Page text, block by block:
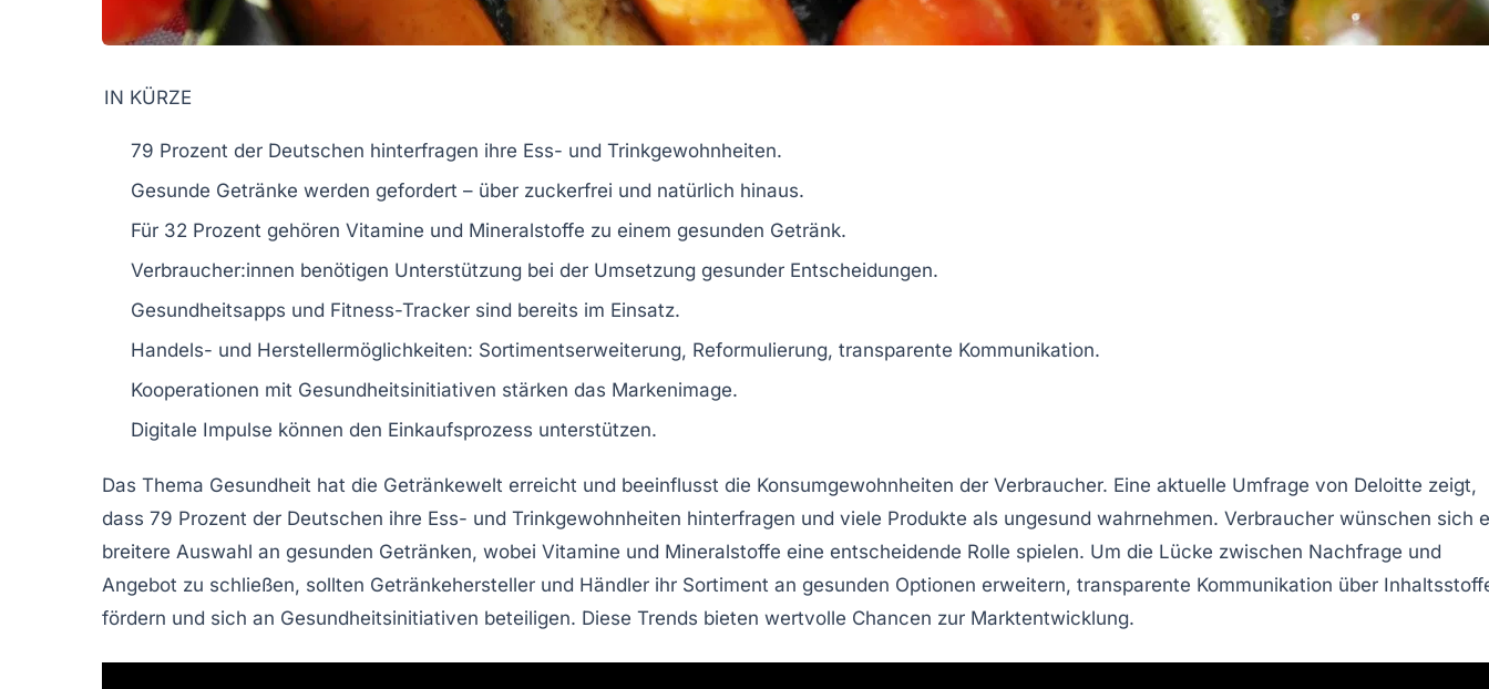
IN KÜRZE
79 Prozent der Deutschen hinterfragen ihre Ess- und Trinkgewohnheiten.
Gesunde Getränke werden gefordert – über zuckerfrei und natürlich hinaus.
Für 32 Prozent gehören Vitamine und Mineralstoffe zu einem gesunden Getränk.
Verbraucher:innen benötigen Unterstützung bei der Umsetzung gesunder Entscheidungen.
Gesundheitsapps und Fitness-Tracker sind bereits im Einsatz.
Handels- und Herstellermöglichkeiten: Sortimentserweiterung, Reformulierung, transparente Kommunikation.
Kooperationen mit Gesundheitsinitiativen stärken das Markenimage.
Digitale Impulse können den Einkaufsprozess unterstützen.
Das Thema Gesundheit hat die Getränkewelt erreicht und beeinflusst die Konsumgewohnheiten der Verbraucher. Eine aktuelle Umfrage von Deloitte zeigt,
dass 79 Prozent der Deutschen ihre Ess- und Trinkgewohnheiten hinterfragen und viele Produkte als ungesund wahrnehmen. Verbraucher wünschen sich
breitere Auswahl an gesunden Getränken, wobei Vitamine und Mineralstoffe eine entscheidende Rolle spielen. Um die Lücke zwischen Nachfrage und
Angebot zu schließen, sollten Getränkehersteller und Händler ihr Sortiment an gesunden Optionen erweitern, transparente Kommunikation über
fördern und sich an Gesundheitsinitiativen beteiligen. Diese Trends bieten wertvolle Chancen zur Marktentwicklung.